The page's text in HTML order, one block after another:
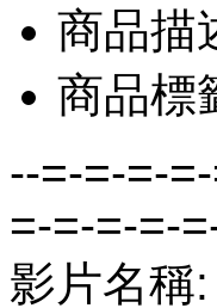
商品描
商品標
--=-=-=-
=-=-=-=-
影片名稱